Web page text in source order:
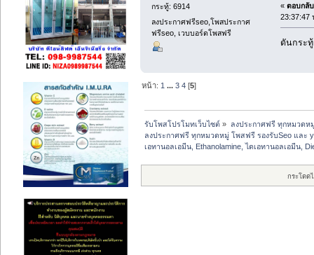
กระทู้: 6914
ลงประกาศฟรีseo,โพสประกาศ
ฟรีseo, เวบบอร์ดโพสฟรี
« ตอบกลั
23:37:47
ดันกระทู้
หน้า: 1 ...3 4 [5]
รับโพสโปรโมทเว็บไซต์ » ลงประกาศฟรี ทุกหมวดห
ลงประกาศฟรี ทุกหมวดหมู่ โพสฟรี รองรับSeo และ
เอทานอลเอมีน, Ethanolamine, ไดเอทานอลเอมีน,
กระโดด